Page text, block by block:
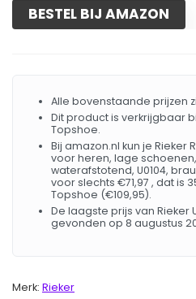
BESTEL BIJ AMAZON
Alle bovenstaande prijzen
Dit product is verkrijgbaar bij
Topshoe.
Bij amazon.nl kun je Rieker
voor heren, lage
waterafstotend, U0104,
voor slechts €71,97 , dat is
Topshoe (€109,95).
De laagste prijs van Rieker
gevonden op 8 augustus
Merk: Rieker